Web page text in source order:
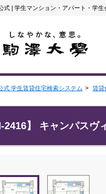
式 学生マンション・アパート・学
学生賃貸住宅検索システム 賃貸
2416】 キャンパスヴ